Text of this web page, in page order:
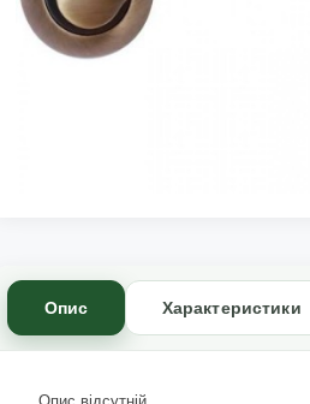
Опис Характеристики